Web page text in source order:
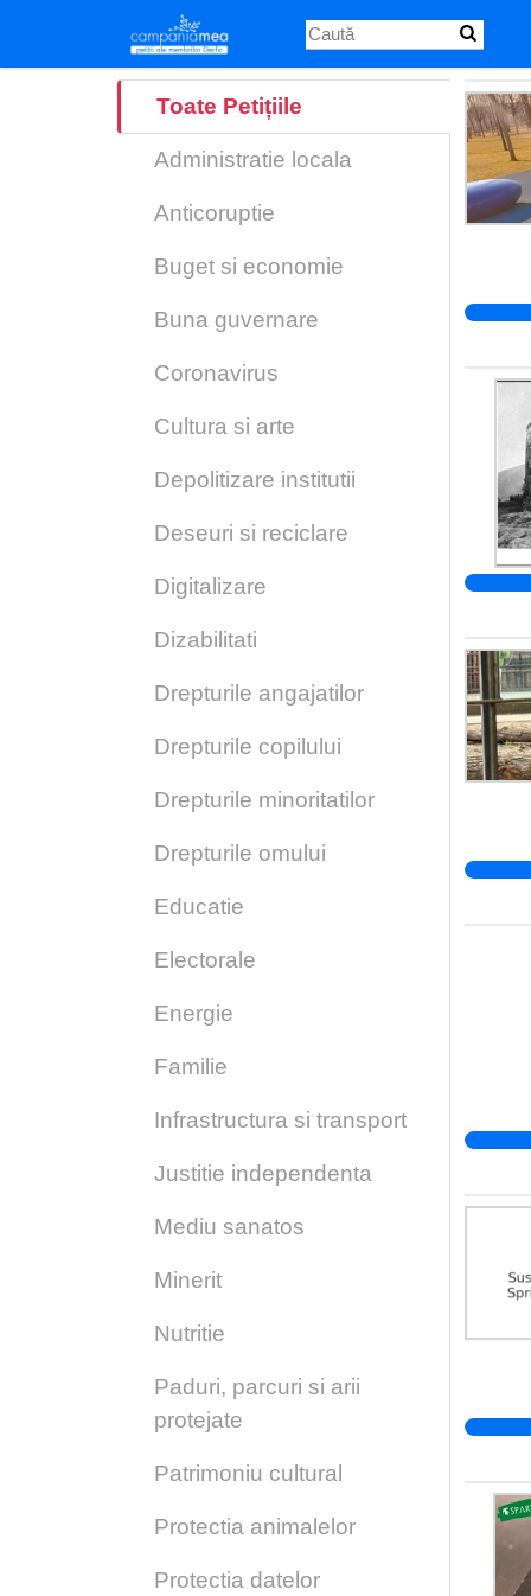
main
Toate Petițiile
Administratie locala
Anticoruptie
Buget si economie
Buna guvernare
Coronavirus
Cultura si arte
Depolitizare institutii
Deseuri si reciclare
Digitalizare
Dizabilitati
Drepturile angajatilor
Drepturile copilului
Drepturile minoritatilor
Drepturile omului
Educatie
Electorale
Energie
Familie
Infrastructura si transport
Justitie independenta
Mediu sanatos
Minerit
Nutritie
Paduri, parcuri si arii
protejate
Patrimoniu cultural
Protectia animalelor
Protectia datelor